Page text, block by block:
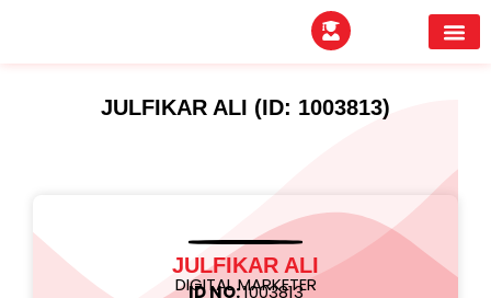
JULFIKAR ALI (ID: 1003813)
JULFIKAR ALI
DIGITAL MARKETER
ID NO:1003813